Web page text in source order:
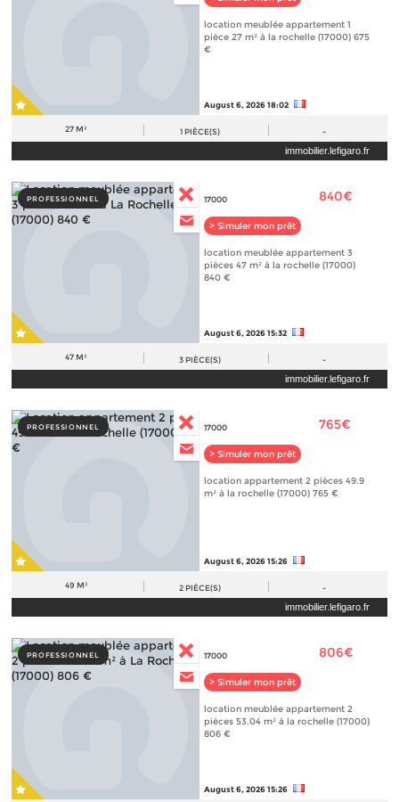
location meublée appartement 1
pièce 27 m² à la rochelle (17000) 675
€
August 6, 2026 18:02
27 M² 1 PIÈCE(S) -
immobilier.lefigaro.fr
PROFESSIONNEL 17000
> Simuler mon prêt
840€
location meublée appartement 3
pièces 47 m² à la rochelle (17000)
840 €
August 6, 2026 15:32
47 M² 3 PIÈCE(S) -
immobilier.lefigaro.fr
PROFESSIONNEL 17000
> Simuler mon prêt
765€
location appartement 2 pièces 49.9
m² à la rochelle (17000) 765 €
August 6, 2026 15:26
49 M² 2 PIÈCE(S) -
immobilier.lefigaro.fr
PROFESSIONNEL 17000
> Simuler mon prêt
806€
location meublée appartement 2
pièces 53.04 m² à la rochelle (17000)
806 €
August 6, 2026 15:26